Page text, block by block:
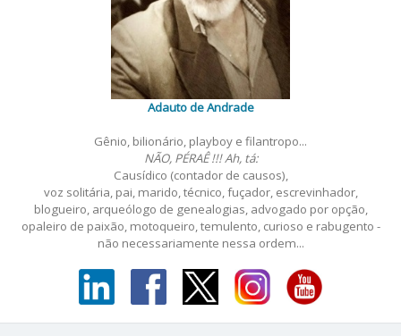
Adauto de Andrade
Gênio, bilionário, playboy e filantropo...
NÃO, PÉRAÊ !!! Ah, tá:
Causídico (contador de causos),
voz solitária, pai, marido, técnico, fuçador, escrevinhador,
blogueiro, arqueólogo de genealogias, advogado por opção,
opaleiro de paixão, motoqueiro, temulento, curioso e rabugento -
não necessariamente nessa ordem...